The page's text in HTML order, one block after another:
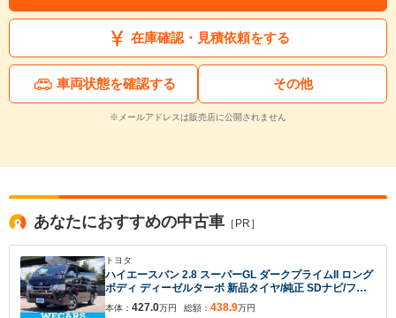
在庫確認・見積依頼をする
車両状態を確認する その他
※メールアドレスは販売店に公開されません
あなたにおすすめの中古車 ［PR］
トヨタ
ハイエースバン 2.8 スーパーGL ダークプライムII ロング
ボディ ディーゼルターボ 新品タイヤ/純正 SDナビ/フリ
ップダウンモニター 純正 12.8インチ/デジタルインナー
ミラー/衝突安全装置/両側電動スライドドア/パノラミッ
本体： 427.0万円
総額： 438.9万円